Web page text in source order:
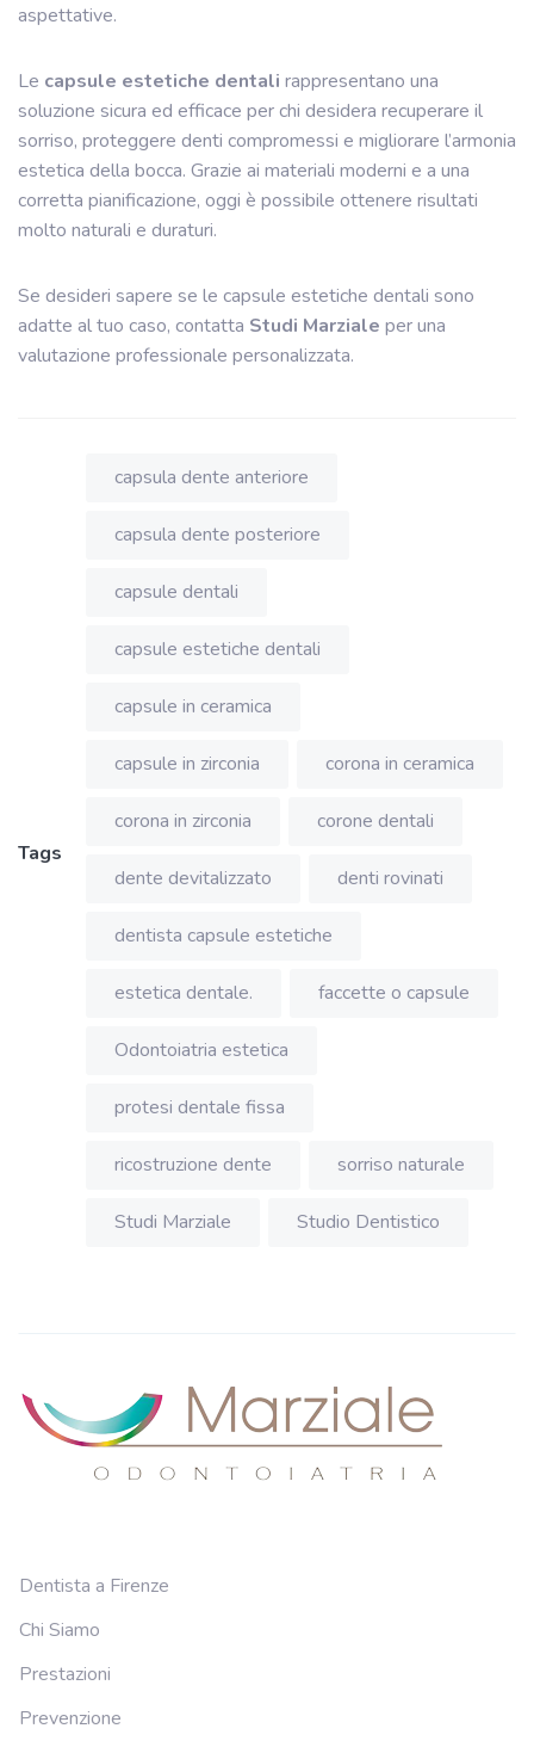
aspettative.
Le capsule estetiche dentali rappresentano una
soluzione sicura ed efficace per chi desidera recuperare il
sorriso, proteggere denti compromessi e migliorare l’armonia
estetica della bocca. Grazie ai materiali moderni e a una
corretta pianificazione, oggi è possibile ottenere risultati
molto naturali e duraturi.
Se desideri sapere se le capsule estetiche dentali sono
adatte al tuo caso, contatta Studi Marziale per una
valutazione professionale personalizzata.
Tags
capsula dente anteriore
capsula dente posteriore
capsule dentali
capsule estetiche dentali
capsule in ceramica
capsule in zirconia corona in ceramica
corona in zirconia corone dentali
dente devitalizzato denti rovinati
dentista capsule estetiche
estetica dentale. faccette o capsule
Odontoiatria estetica
protesi dentale fissa
ricostruzione dente sorriso naturale
Studi Marziale Studio Dentistico
Dentista a Firenze
Chi Siamo
Prestazioni
Prevenzione